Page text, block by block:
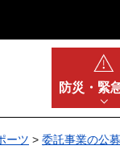
防災・ 緊
ーツ > 委託事業の公募